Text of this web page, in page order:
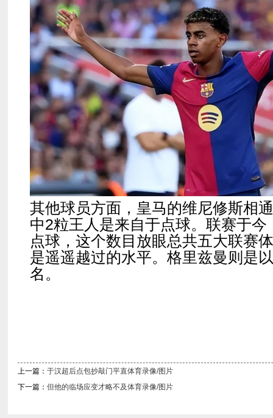
其他球员方面，皇马的维尼修斯相
中2粒王人是来自于点球。联赛于
点球，这个数目放眼总共五大联赛
是遥遥越过的水平。格里兹曼则是
名。
上一篇： 于汉超后点包抄敲门平直体育录像/图片
下一篇： 但他的临场应变才略不及体育录像/图片